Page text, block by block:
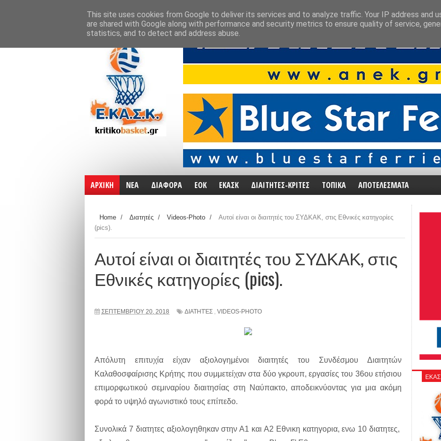
ΑΡΧΙΚΗ ΝΕΑ ΔΙΑΦΟΡΑ ΕΟΚ ΕΚΑΣΚ ΔΙΑΙΤΗΤΕΣ-ΚΡΙΤΕΣ ΤΟΠΙΚΑ ΑΠΟΤΕΛΕΣΜΑΤΑ
Home / Διατητές / Videos-Photo /
Αυτοί είναι οι διαιτητές του ΣΥΔΚΑΚ, στις Εθνικές κατηγορίες
(pics).
Αυτοί είναι οι διαιτητές του ΣΥΔΚΑΚ, στις
Εθνικές κατηγορίες (pics).
ΣΕΠΤΕΜΒΡΊΟΥ 20, 2018 ΔΙΑΤΗΤΈΣ , VIDEOS-PHOTO
Απόλυτη επιτυχία είχαν αξιολογημένοι διαιτητές του Συνδέσμου Διαιτητών
Καλαθοσφαίρισης Κρήτης που συμμετείχαν στα δύο γκρουπ, εργασίες του 36ου ετήσιου
επιμορφωτικού σεμιναρίου διαιτησίας στη Ναύπακτο, αποδεικνύοντας για μια ακόμη
φορά το υψηλό αγωνιστικό τους επίπεδο.
Συνολικά 7 διατητες αξιολογηθηκαν στην Α1 και Α2 Εθνικη κατηγορια, ενω 10 διατητες,
This site uses cookies from Google to deliver its services and to analyze traffic. Your IP address and
are shared with Google along with performance and security metrics to ensure quality of service,
statistics, and to detect and address abuse.